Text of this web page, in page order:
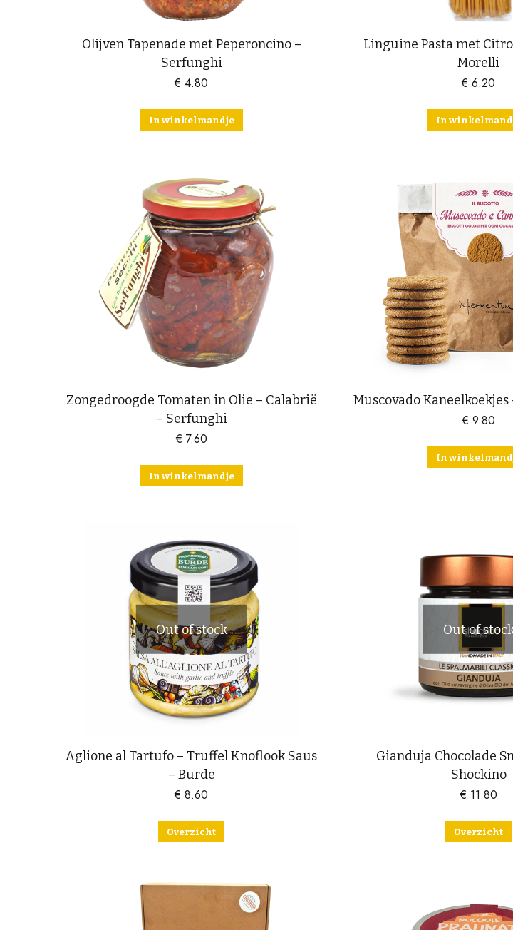
Olijven Tapenade met Peperoncino –
Serfunghi
€ 4.80
In winkelmandje
Linguine Pasta met
Morelli
€ 6.20
In
Zongedroogde Tomaten in Olie – Calabrië
– Serfunghi
€ 7.60
In winkelmandje
Muscovado
€ 9.80
In
Out of stock
Aglione al Tartufo – Truffel Knoflook Saus
– Burde
€ 8.60
Overzicht
Out of
Gianduja Chocolade
Shockino
€ 11.80
Overzicht